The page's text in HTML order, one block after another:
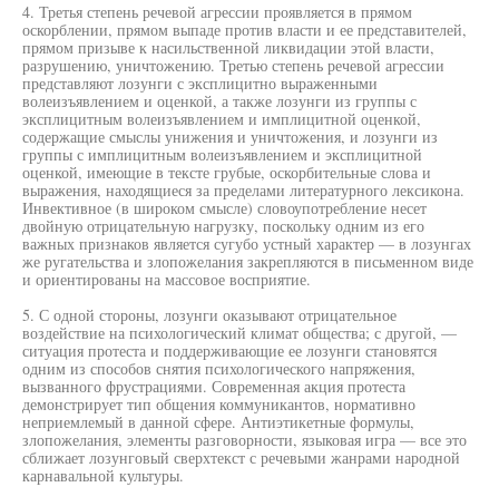
4. Третья степень речевой агрессии проявляется в прямом
оскорблении, прямом выпаде против власти и ее представителей,
прямом призыве к насильственной ликвидации этой власти,
разрушению, уничтожению. Третью степень речевой агрессии
представляют лозунги с эксплицитно выраженными
волеизъявлением и оценкой, а также лозунги из группы с
эксплицитным волеизъявлением и имплицитной оценкой,
содержащие смыслы унижения и уничтожения, и лозунги из
группы с имплицитным волеизъявлением и эксплицитной
оценкой, имеющие в тексте грубые, оскорбительные слова и
выражения, находящиеся за пределами литературного лексикона.
Инвективное (в широком смысле) словоупотребление несет
двойную отрицательную нагрузку, поскольку одним из его
важных признаков является сугубо устный характер — в лозунгах
же ругательства и злопожелания закрепляются в письменном виде
и ориентированы на массовое восприятие.
5. С одной стороны, лозунги оказывают отрицательное
воздействие на психологический климат общества; с другой, —
ситуация протеста и поддерживающие ее лозунги становятся
одним из способов снятия психологического напряжения,
вызванного фрустрациями. Современная акция протеста
демонстрирует тип общения коммуникантов, нормативно
неприемлемый в данной сфере. Антиэтикетные формулы,
злопожелания, элементы разговорности, языковая игра — все это
сближает лозунговый сверхтекст с речевыми жанрами народной
карнавальной культуры.